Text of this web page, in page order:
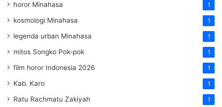
horor Minahasa 1
kosmologi Minahasa 1
legenda urban Minahasa 1
mitos Songko Pok-pok 1
film horor Indonesia 2026 1
Kab. Karo 1
Ratu Rachmatu Zakiyah 1